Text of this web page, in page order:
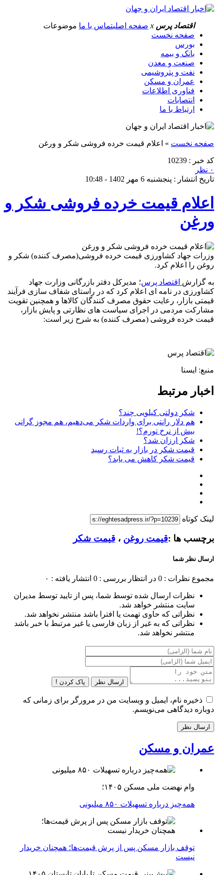
اقتصاد پرس x صفحه اصلیتماس با ما موضوعات
صفحه نخست
بورس
بانک و بیمه
صنعت و معدن
نفت و پتروشیمی
عمران و مسکن
فناوری اطلاعات
انتصابات
ارتباط با ما
صفحه نخست » اعلام قیمت خرده فروشی شکر و ورغن
کد خبر : 10239
۰ نظر
تاریخ انتشار : پنجشنبه 6 مهر 1402 - 10:48
اعلام قیمت خرده فروشی شکر و
ورغن
وزرات جهاد کشاورزی قیمت خرده فروشی(مصرف کننده) شکر و
روغن را اعلام کرد.
به گزارش اقتصاد پرس؛ مدیرکل دفتر بازرگانی وزارت جهاد
کشاورزی در نامه ای اعلام کرد که در راستای شفاف سازی فرآیند
قیمتی بازار، رعایت حقوق مصرف کنندگان کالاها و همچنین تقویت
مشارکت مردمی در اجرای سیاست های نظارتی و پایش بازار،
قیمت خرده فروشی (مصرف کننده) به شرح زیر است:
منبع: ایسنا
اخبار مرتبط
شکر دولتی کیلویی چند؟
هم دلار رانتی برای واردات شکر می‌دهیم، هم مجوز گرانی
بیش از نرخ تورم؟!
شکر ارزان شد؟
قیمت شکر در بازار به ثبات رسید
قیمت شکر کاهش می یابد؟
لینک کوتاه
برچسب ها :قیمت روغن ، قیمت شکر
ارسال نظر شما
مجموع نظرات : 0 در انتظار بررسی : 0 انتشار یافته : ۰
نظرات ارسال شده توسط شما، پس از تایید توسط مدیران
سایت منتشر خواهد شد.
نظراتی که حاوی تهمت یا افترا باشد منتشر نخواهد شد.
نظراتی که به غیر از زبان فارسی یا غیر مرتبط با خبر باشد
منتشر نخواهد شد.
ارسال نظر پاک کردن !
ذخیره نام، ایمیل و وبسایت من در مرورگر برای زمانی که
دوباره دیدگاهی می‌نویسم.
عمران و مسکن
وام نهضت ملی مسکن ۱۴۰۵؛
همه‌چیز درباره تسهیلات ۸۵۰ میلیونی
توقف بازار مسکن پس از پرش قیمت‌ها؛ همچنان خریدار
نیست